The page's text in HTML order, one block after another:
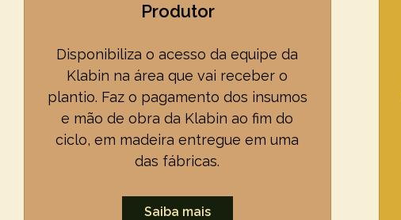
Produtor
Disponibiliza o acesso da equipe da
Klabin na área que vai receber o
plantio. Faz o pagamento dos insumos
e mão de obra da Klabin ao fim do
ciclo, em madeira entregue em uma
das fábricas.
Saiba mais